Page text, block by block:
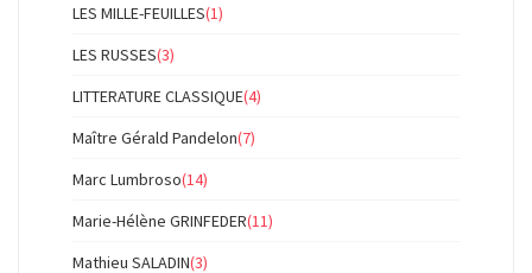
LES MILLE-FEUILLES(1)
LES RUSSES(3)
LITTERATURE CLASSIQUE(4)
Maître Gérald Pandelon(7)
Marc Lumbroso(14)
Marie-Hélène GRINFEDER(11)
Mathieu SALADIN(3)